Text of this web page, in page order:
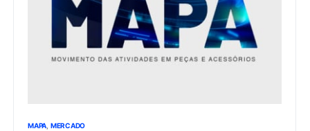
MAPA MERCADO